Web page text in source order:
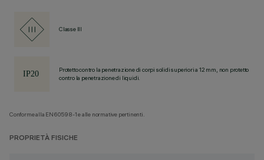
Classe III
Protetto contro la penetrazione di corpi solidi superiori a 12 mm, non protetto
contro la penetrazione di liquidi.
Conforme alla EN60598-1 e alle normative pertinenti.
PROPRIETÀ FISICHE